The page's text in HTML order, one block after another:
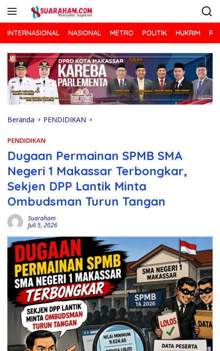
INTERNASIONAL NASIONAL METRO POLITIK HUKRIM
Beranda PENDIDIKAN
PENDIDIKAN
Dugaan Permainan SPMB SMA
Negeri 1 Makassar Terbongkar,
Sekjen DPP Lantik Minta
Ombudsman Turun Tangan
Suaraham
Juli 5, 2026